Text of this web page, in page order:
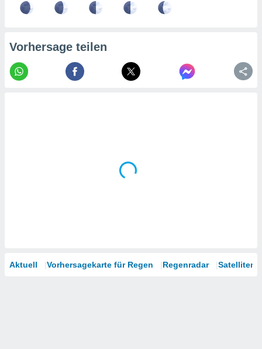
von
1199
Vorhersage teilen
Aktuell Vorhersagekarte für Regen Regenradar Satelliten